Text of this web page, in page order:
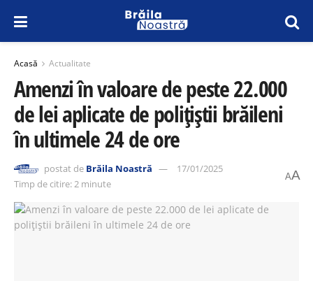
Acasă Actualitate
Amenzi în valoare de peste 22.000
de lei aplicate de polițiștii brăileni
în ultimele 24 de ore
postat de Brăila Noastră
17/01/2025
Timp de citire: 2 minute
AA